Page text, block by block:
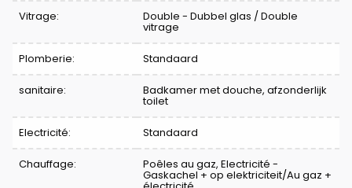
Vitrage: Double - Dubbel glas / Double
vitrage
Plomberie: Standaard
sanitaire: Badkamer met douche, afzonderlijk
toilet
Electricité: Standaard
Chauffage: Poêles au gaz, Electricité -
Gaskachel + op elektriciteit/Au gaz +